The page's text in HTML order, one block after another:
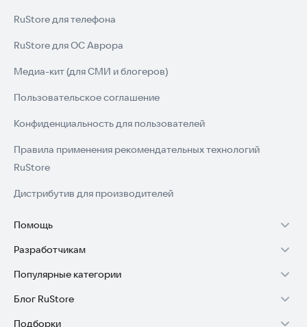
RuStore для телефона
RuStore для ОС Аврора
Медиа-кит (для СМИ и блогеров)
Пользовательское соглашение
Конфиденциальность для пользователей
Правила применения рекомендательных технологий
RuStore
Дистрибутив для производителей
Помощь
Установка RuStore на TV
Установка RuStore на телефон
Установка RuStore в машину
Разработчикам
Зарабатывать с RuStore
Стать разработчиком
Популярные категории
Игры для Android
Блог RuStore
Подборки